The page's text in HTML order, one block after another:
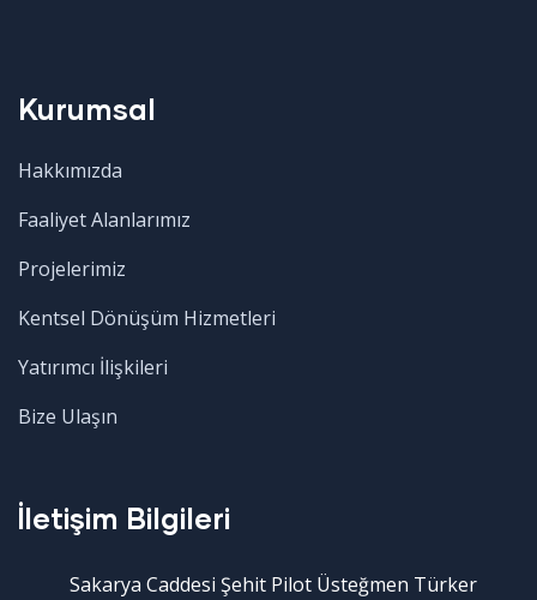
Kurumsal
Hakkımızda
Faaliyet Alanlarımız
Projelerimiz
Kentsel Dönüşüm Hizmetleri
Yatırımcı İlişkileri
Bize Ulaşın
İletişim Bilgileri
Sakarya Caddesi Şehit Pilot Üsteğmen Türker